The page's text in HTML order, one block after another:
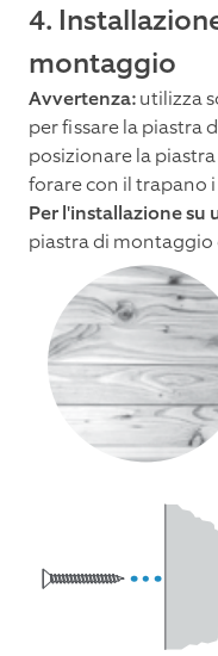
4.
montaggio
Avvertenza:utilizza
per fissare la piastra
posizionare la
forare con il trapano
Per l'installazione su
piastra di